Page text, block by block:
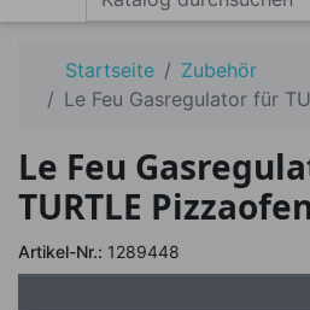
Startseite
Zubehör
Le Feu Gasregulator für
Le Feu
TURTLE
Artikel-Nr.: 1289448